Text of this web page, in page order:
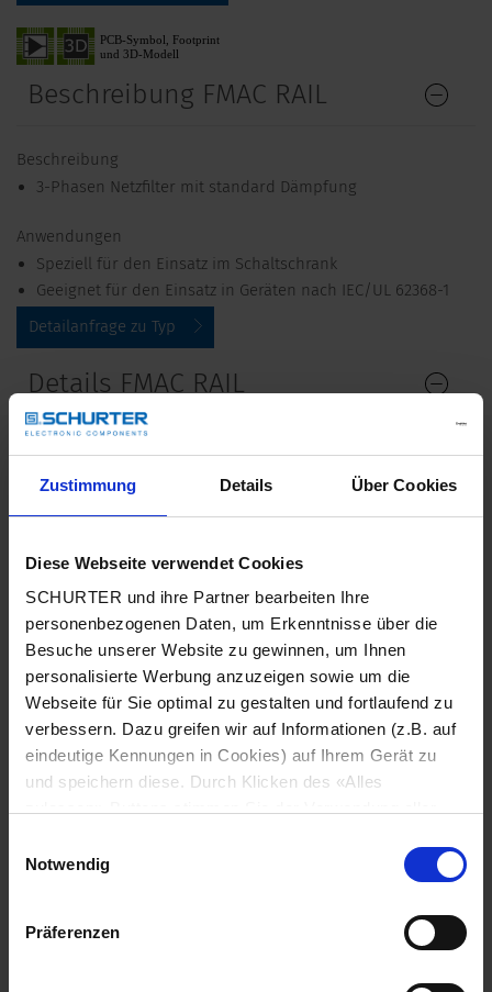
Zustimmung Details Über Cookies
Diese Webseite verwendet Cookies
SCHURTER und ihre Partner bearbeiten Ihre
personenbezogenen Daten, um Erkenntnisse über die
Besuche unserer Website zu gewinnen, um Ihnen
personalisierte Werbung anzuzeigen sowie um die
Webseite für Sie optimal zu gestalten und fortlaufend zu
verbessern. Dazu greifen wir auf Informationen (z.B. auf
eindeutige Kennungen in Cookies) auf Ihrem Gerät zu
und speichern diese. Durch Klicken des «Alles
zu. Sie können Ihre Einstellungen jederzeit ändern, indem
Sie auf «Cookie-Einstellungen verwalten» am Seitenende
klicken. Ihre Einstellungen werden unseren Partnern
gemeldet und haben keinen Einfluss auf die
Notwendig
Präferenzen
Beschreibung FMAC RAIL
Beschreibung
3-Phasen Netzfilter mit standard Dämpfung
Anwendungen
Speziell für den Einsatz im Schaltschrank
Geeignet für den Einsatz in Geräten nach IEC/UL 62368-1
Detailanfrage zu Typ
Details FMAC RAIL
Bemessungsspannung
50/60 Hz
1.5 x In für 1 Minute, pro Stunde
Ableitstrom standard < 0.5 mA (440 V / 50 Hz)
480 VAC:
2.25 kVDC zwischen L-L